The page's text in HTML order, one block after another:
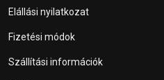
Elállási nyilatkozat
Fizetési módok
Szállítási információk